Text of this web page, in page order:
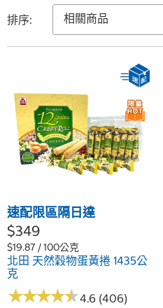
排序:
速配限區隔日達
$349
$19.87 / 100公克
北田 天然穀物蛋黃捲 1435公
克
★★★★★
★★★★★4.6 (406)